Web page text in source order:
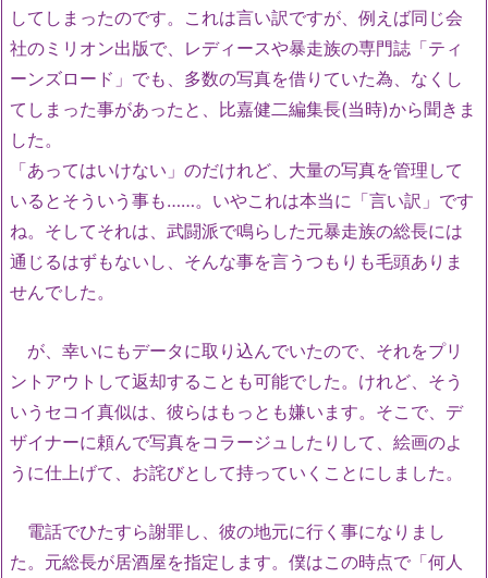
してしまったのです。これは言い訳ですが、例えば同じ会
社のミリオン出版で、レディースや暴走族の専門誌「ティ
ーンズロード」でも、多数の写真を借りていた為、なくし
てしまった事があったと、比嘉健二編集長(当時)から聞きま
した。
「あってはいけない」のだけれど、大量の写真を管理して
いるとそういう事も……。いやこれは本当に「言い訳」です
ね。そしてそれは、武闘派で鳴らした元暴走族の総長には
通じるはずもないし、そんな事を言うつもりも毛頭ありま
せんでした。
が、幸いにもデータに取り込んでいたので、それをプリ
ントアウトして返却することも可能でした。けれど、そう
いうセコイ真似は、彼らはもっとも嫌います。そこで、デ
ザイナーに頼んで写真をコラージュしたりして、絵画のよ
うに仕上げて、お詫びとして持っていくことにしました。
電話でひたすら謝罪し、彼の地元に行く事になりまし
た。元総長が居酒屋を指定します。僕はこの時点で「何人